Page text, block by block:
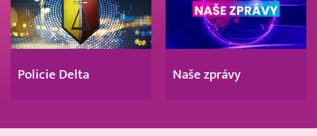
Policie Delta Naše zprávy